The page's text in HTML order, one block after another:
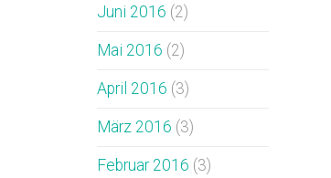
Juni 2016 (2)
Mai 2016 (2)
April 2016 (3)
März 2016 (3)
Februar 2016 (3)